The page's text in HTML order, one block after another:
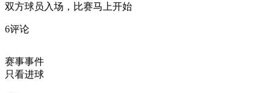
双方球员入场，比赛马上开始
6评论
赛事事件
只看进球